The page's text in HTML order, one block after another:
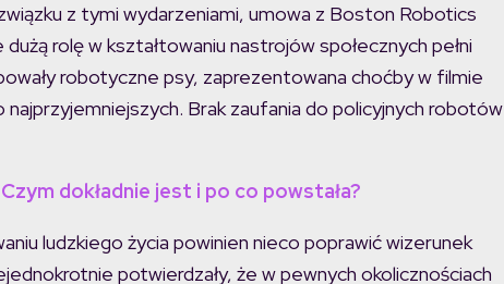
z tymi wydarzeniami, umowa z Boston Robotics
rolę w kształtowaniu nastrojów społecznych pełni
robotyczne psy, zaprezentowana choćby w filmie
najprzyjemniejszych. Brak zaufania do policyjnych robotów
dokładnie jest i po co powstała?
ludzkiego życia powinien nieco poprawić wizerunek
potwierdzały, że w pewnych okolicznościach